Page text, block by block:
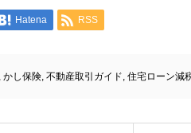
Hatena RSS
かし保険, 不動産取引ガイド, 住宅ローン減